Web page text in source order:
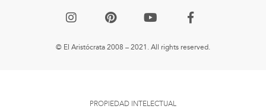
© El Aristócrata 2008 – 2021. All rights reserved.
PROPIEDAD INTELECTUAL